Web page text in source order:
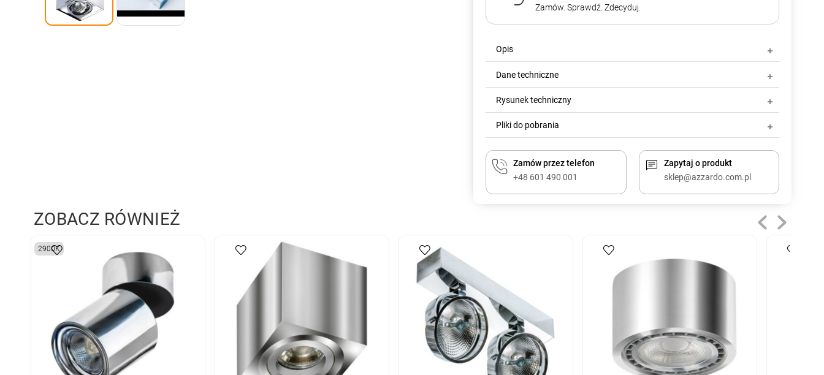
Zamów. Sprawdź. Zdecyduj.
Opis
Dane techniczne
Rysunek techniczny
Pliki do pobrania
Zamów przez telefon
+48 601 490 001
Zapytaj o produkt
sklep@azzardo.com.pl
ZOBACZ RÓWNIEŻ
2900K